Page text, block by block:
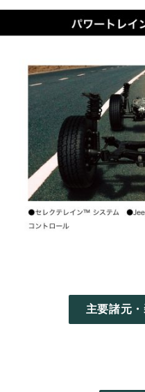
主要諸元